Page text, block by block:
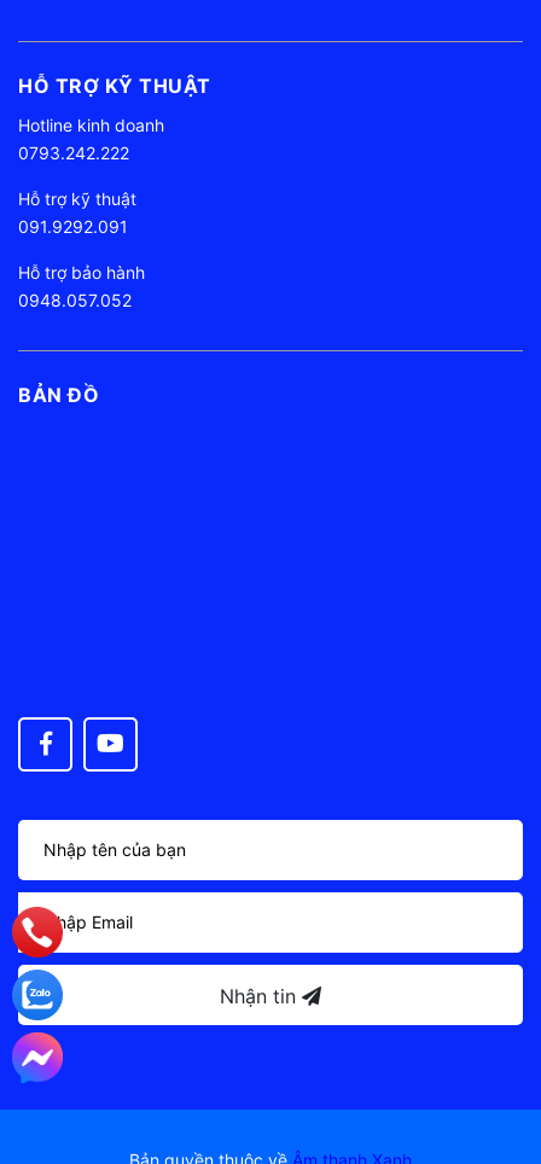
HỖ TRỢ KỸ THUẬT
Hotline kinh doanh
0793.242.222
Hỗ trợ kỹ thuật
091.9292.091
Hỗ trợ bảo hành
0948.057.052
BẢN ĐỒ
Nhận tin
Bản quyền thuộc về Âm thanh Xanh